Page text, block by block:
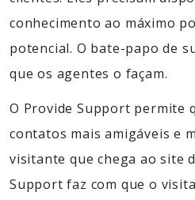
conhecimento ao máximo
potencial. O bate-papo de
que os agentes o façam.
O Provide Support permite
contatos mais amigáveis e
visitante que chega ao site
Support faz com que o